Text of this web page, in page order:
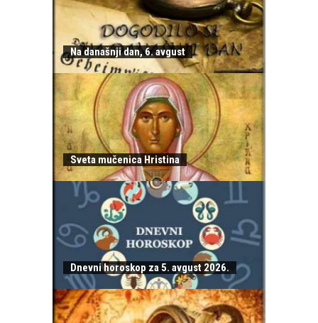
Na današnji dan, 6. avgust
Sveta mučenica Hristina
Dnevni horoskop za 5. avgust 2026.